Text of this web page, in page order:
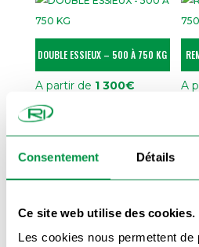
Consentement Détails
Ce site web utilise des cookies.
Les cookies nous permettent de
DOUBLE ESSIEUX – 500 À 750 KG
A partir de 1 300€ A
Je veux en
Paiement en 6 ou
intérêt* à partir de